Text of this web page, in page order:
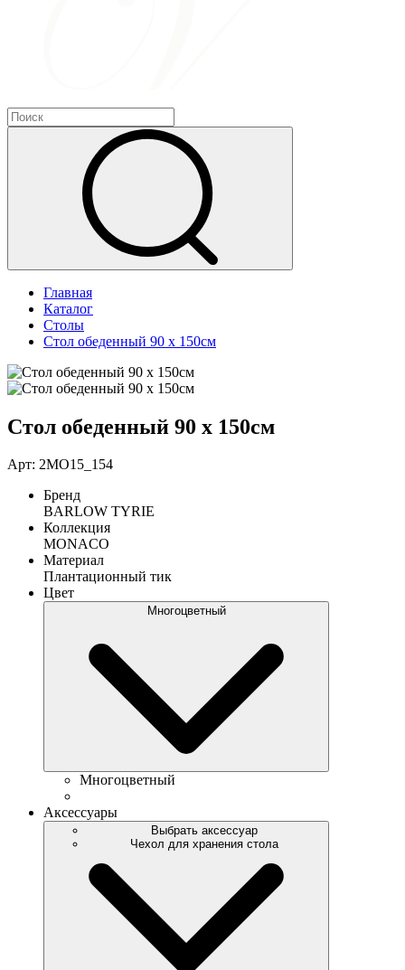
Главная
Каталог
Столы
Стол обеденный 90 х 150см
Стол обеденный 90 х 150см
Арт: 2MO15_154
Бренд
BARLOW TYRIE
Коллекция
MONACO
Материал
Плантационный тик
Цвет
Многоцветный
Многоцветный
Аксессуары
Выбрать аксессуар
Чехол для хранения стола